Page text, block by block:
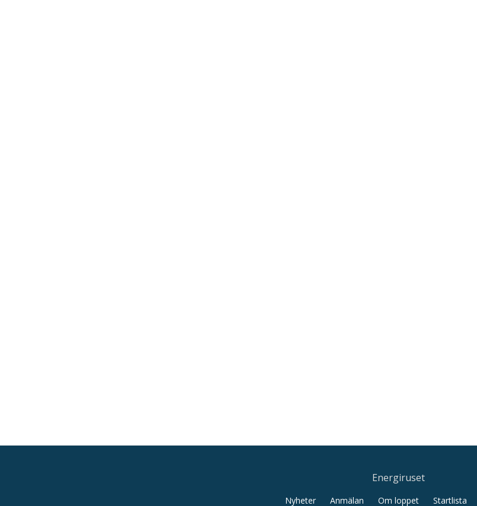
Energiruset
Nyheter Anmälan Om loppet Startlista